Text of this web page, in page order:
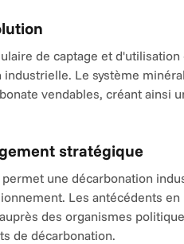
de captage et d'utilisation
Le système
vendables, créant ainsi
stratégique
une décarbonation
Les antécédents
des organismes
de décarbonation.